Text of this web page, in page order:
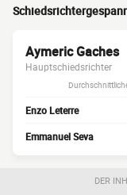
Aymeric Gaches
Hauptschiedsrichter
Enzo Leterre
Emmanuel Seva
DER